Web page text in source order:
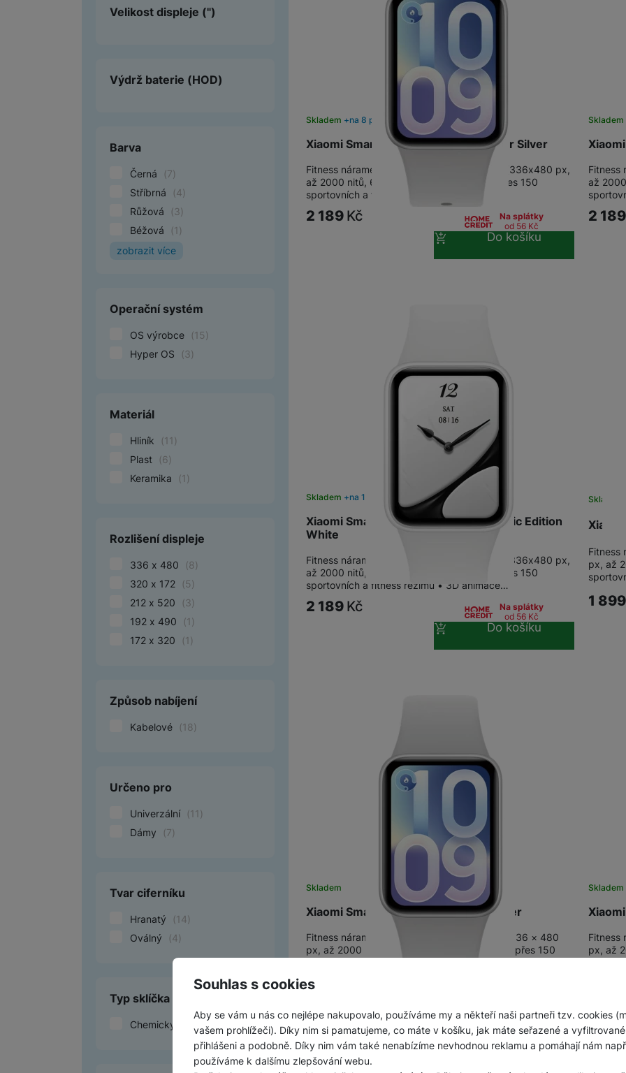
Souhlas s cookies
Aby se vám u nás co nejlépe nakupovalo, používáme my a někteří naši partneři tzv. cookies
vašem prohlížeči). Díky nim si pamatujeme, co máte v košíku, jak máte seřazené a
přihlášeni a podobně. Díky nim vám také nenabízíme nevhodnou reklamu a pomáhají nám
používáme k dalšímu zlepšování webu.
Dárkové poukázky iSpace
Velikost displeje (")
Výdrž baterie (HOD)
Barva
Černá (7)
Stříbrná
(4)
Růžová
(3)
Béžová
(1 )
zobrazit více
Bílá (1)
Operační systém
OS výrobce (15)
Hyper OS
(3)
Materiál
Hliník (11 )
Plast
(6)
Keramika
(1 )
Rozlišení displeje
336 x 480 (8)
320 x 172
(5)
212 x 520
(3)
192 x 490
(1 )
172 x 320
(1 )
Způsob nabíjení
Kabelové (18)
Určeno pro
Univerzální (11 )
Dámy
(7)
Tvar ciferníku
Hranatý (14)
Oválný
(4)
Typ sklíčka
Chemicky tvrzené
Xiaomi Smart Band 10 Pro NFC Glacier Silver
Skladem na 8 prodejnách
Fitness náramek s 1,74" AMOLED displejem (336x480 px,
až 2000 nitů, 60Hz, funkce Always On) • přes 150
sportovních a fitness režimů • 3D animace…
2 189 Kč
Na splátky
od 56 Kč
Do košíku
Skladem
Fitness
až
2 189
Xiaomi Smart Band 10 Pro NFC Ceramic Edition
White
Skladem na 1 prodejně
Fitness náramek s 1,74" AMOLED displejem (336x480 px,
až 2000 nitů, 60Hz, funkce Always On) • přes 150
sportovních a fitness režimů • 3D animace…
2 189 Kč
Na splátky
od 56 Kč
Do košíku
Skladem
Fitness
px, až
1 899
Xiaomi Smart Band 10 Pro Glacier Silver
Skladem
Fitness náramek s 1,74" AMOLED displejem (336 × 480
px, až 2000 nitů, 60Hz, funkce Always On) • přes 150
1 899
Skladem
Fitness
px, až